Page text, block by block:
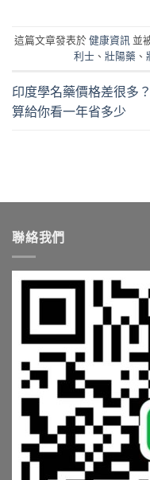
這篇文章發表於健康資訊 並
利士、 壯陽藥 、
印度學名藥價格差很多
算給你看一年省多少
聯絡我們